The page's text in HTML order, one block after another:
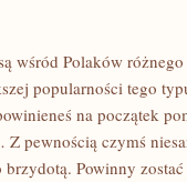
wśród Polaków
popularności tego
na początek
pewnością czymś
Powinny